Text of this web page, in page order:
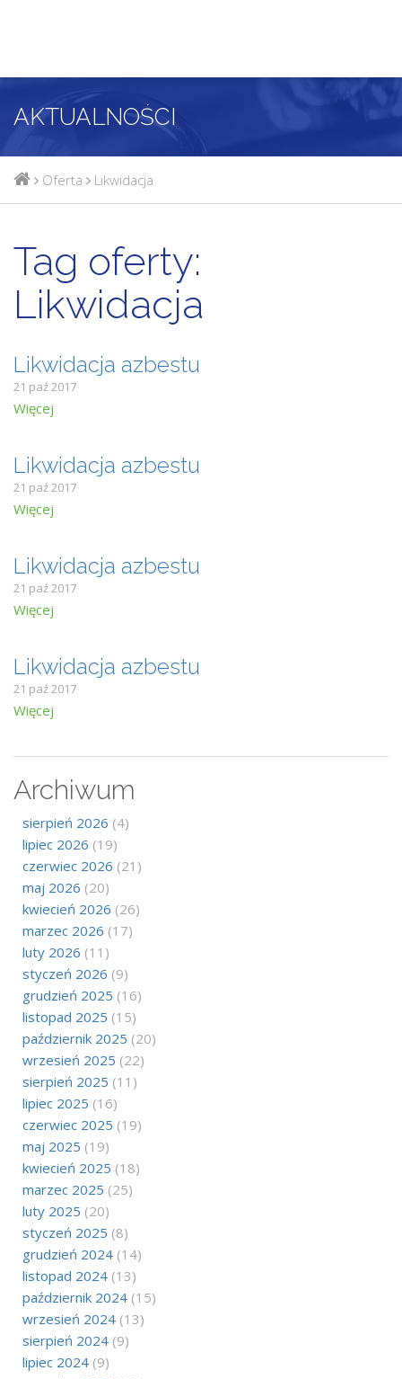
AKTUALNOŚCI
Oferta Likwidacja
Tag oferty:
Likwidacja
Likwidacja azbestu
21 paź 2017
Więcej
Likwidacja azbestu
21 paź 2017
Więcej
Likwidacja azbestu
21 paź 2017
Więcej
Likwidacja azbestu
21 paź 2017
Więcej
Archiwum
sierpień 2026 (4)
lipiec 2026 (19)
czerwiec 2026 (21)
maj 2026 (20)
kwiecień 2026 (26)
marzec 2026 (17)
luty 2026 (11)
styczeń 2026 (9)
grudzień 2025 (16)
listopad 2025 (15)
październik 2025 (20)
wrzesień 2025 (22)
sierpień 2025 (11)
lipiec 2025 (16)
czerwiec 2025 (19)
maj 2025 (19)
kwiecień 2025 (18)
marzec 2025 (25)
luty 2025 (20)
styczeń 2025 (8)
grudzień 2024 (14)
listopad 2024 (13)
październik 2024 (15)
wrzesień 2024 (13)
sierpień 2024 (9)
lipiec 2024 (9)